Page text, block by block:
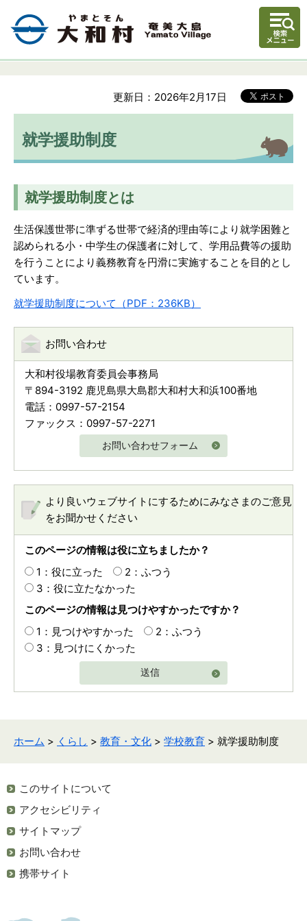
更新日：2026年2月17日
就学援助制度
就学援助制度とは
生活保護世帯に準ずる世帯で経済的理由等により就学困難と
認められる小・中学生の保護者に対して、学用品費等の援助
を行うことにより義務教育を円滑に実施することを目的とし
ています。
就学援助制度について（PDF：236KB）
お問い合わせ
大和村役場教育委員会事務局
〒894-3192 鹿児島県大島郡大和村大和浜100番地
電話：0997-57-2154
ファックス：0997-57-2271
お問い合わせフォーム
より良いウェブサイトにするためにみなさまのご意見
をお聞かせください
このページの情報は役に立ちましたか？
1：役に立った
2：ふつう
3：役に立たなかった
このページの情報は見つけやすかったですか？
1：見つけやすかった
2：ふつう
3：見つけにくかった
送信
ホーム > くらし > 教育・文化 > 学校教育 > 就学援助制度
このサイトについて
アクセシビリティ
サイトマップ
お問い合わせ
携帯サイト